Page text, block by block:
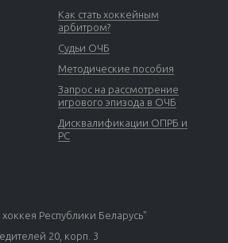
Как стать хоккейным
арбитром?
Судьи ОЧБ
Методические пособия
Запрос на рассмотрение
игрового эпизода в ОЧБ
Дисквалификации ОПРБ и
РС
Республики Беларусь"
20, корп. 3